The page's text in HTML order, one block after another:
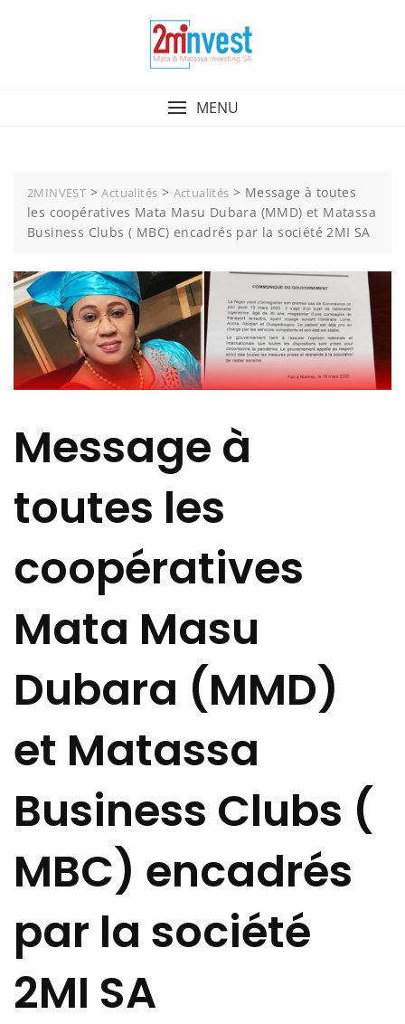
MENU
2MINVEST >Actualités > Actualités > Message à toutes
les coopératives Mata Masu Dubara (MMD) et Matassa
Business Clubs ( MBC) encadrés par la société 2MI SA
Message à
toutes les
coopératives
Mata Masu
Dubara (MMD)
et Matassa
Business Clubs (
MBC) encadrés
par la société
2MI SA